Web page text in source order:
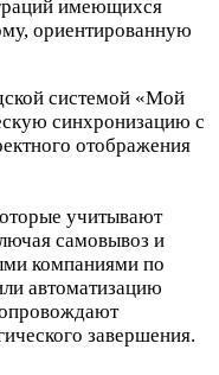
имеющихся
ориентированную
системой «Мой
синхронизацию с
отображения
учитывают
самовывоз и
компаниями по
автоматизацию
завершения.